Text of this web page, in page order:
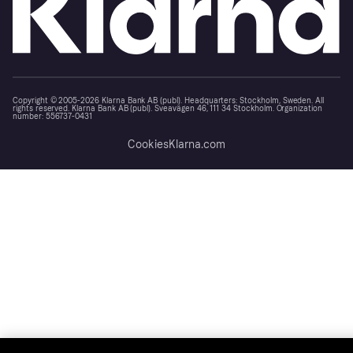
Copyright © 2005-2026 Klarna Bank AB (publ). Headquarters: Stockholm, Sweden. All
rights reserved. Klarna Bank AB (publ). Sveavägen 46, 111 34 Stockholm. Organization
number: 556737-0431
CookiesKlarna.com